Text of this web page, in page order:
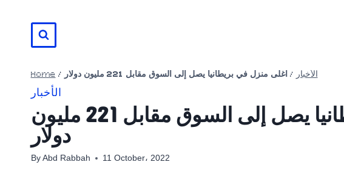
content
Home / الأخبار /أغلى منزل في بريطانيا يصل إلى السوق مقابل 221 مليون دولار
الأخبار
أغلى منزل في بريطانيا يصل إلى السوق مقابل 221 مليون
دولار
By Abd Rabbah 11 October، 2022